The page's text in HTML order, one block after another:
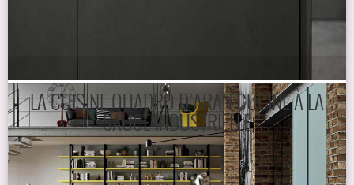
LA CUISINE QUADRO D’ARAN CUCINE À LA
SAUCE INDUSTRIELLE